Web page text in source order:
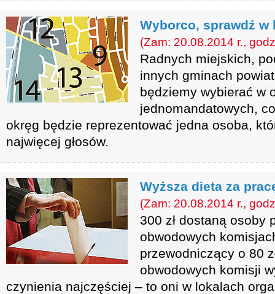
Wyborco, sprawdź
(Zam: 20.08.2014 r.,
Radnych miejskich,
innych gminach
będziemy wybierać w
jednomandatowych,
okręg będzie reprezentować jedna osoba,
najwięcej głosów.
Wyższa dieta za
(Zam: 20.08.2014 r.,
300 zł dostaną osoby
obwodowych
przewodniczący o 80
obwodowych komisji
czynienia najczęściej – to oni w lokalach